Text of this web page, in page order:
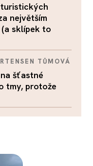
největším
sklípek to
TŮMOVÁ
šťastné
tmy, protože